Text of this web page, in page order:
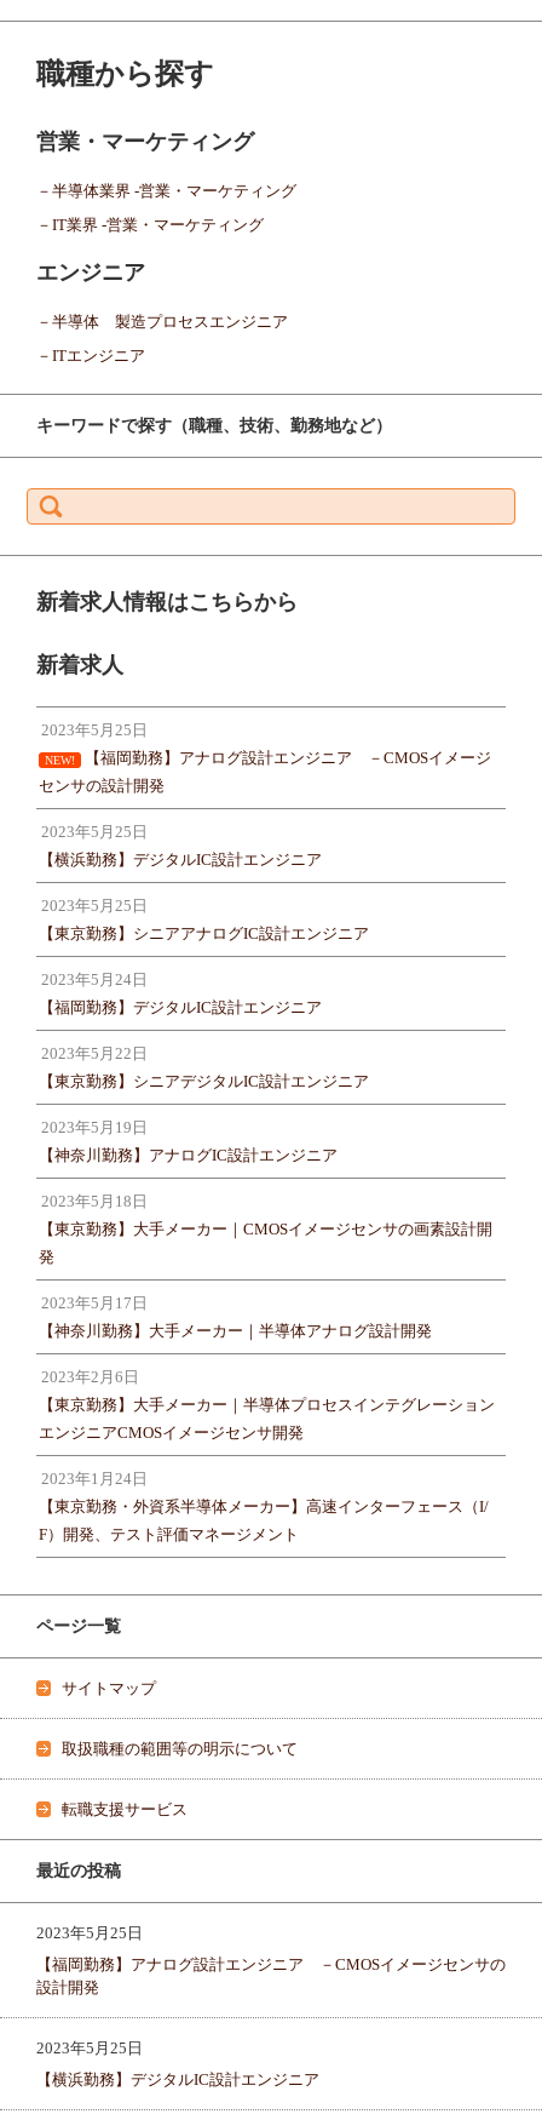
職種から探す
営業・マーケティング
－半導体業界 -営業・マーケティング
－IT業界 -営業・マーケティング
エンジニア
－半導体 製造プロセスエンジニア
－ITエンジニア
キーワードで探す（職種、技術、勤務地など）
索:
新着求人情報はこちらから
新着求人
2023年5月25日
NEW!
【福岡勤務】アナログ設計エンジニア －CMOSイメージ
センサの設計開発
2023年5月25日
【横浜勤務】デジタルIC設計エンジニア
2023年5月25日
【東京勤務】シニアアナログIC設計エンジニア
2023年5月24日
【福岡勤務】デジタルIC設計エンジニア
2023年5月22日
【東京勤務】シニアデジタルIC設計エンジニア
2023年5月19日
【神奈川勤務】アナログIC設計エンジニア
2023年5月18日
【東京勤務】大手メーカー｜CMOSイメージセンサの画素設計開
発
2023年5月17日
【神奈川勤務】大手メーカー｜半導体アナログ設計開発
2023年2月6日
【東京勤務】大手メーカー｜半導体プロセスインテグレーション
エンジニアCMOSイメージセンサ開発
2023年1月24日
【東京勤務・外資系半導体メーカー】高速インターフェース（I/
F）開発、テスト評価マネージメント
ページ一覧
サイトマップ
取扱職種の範囲等の明示について
転職支援サービス
最近の投稿
2023年5月25日
【福岡勤務】アナログ設計エンジニア －CMOSイメージセンサの
設計開発
2023年5月25日
【横浜勤務】デジタルIC設計エンジニア